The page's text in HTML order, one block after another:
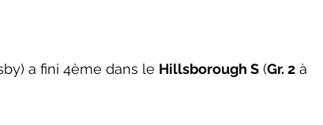
a fini 4ème dans le Hillsborough S (Gr. 2 à